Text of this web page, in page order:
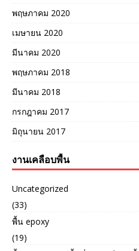
พฤษภาคม 2020
เมษายน 2020
มีนาคม 2020
พฤษภาคม 2018
มีนาคม 2018
กรกฎาคม 2017
มิถุนายน 2017
งานเคลือบพื้น
Uncategorized
(33)
พื้น epoxy
(19)